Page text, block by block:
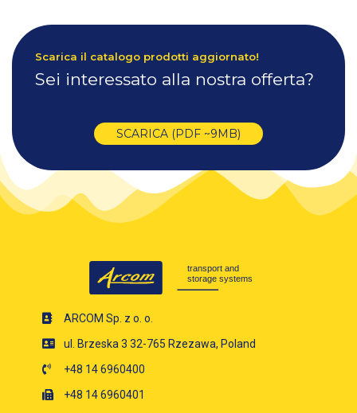
Scarica il catalogo prodotti aggiornato!
Sei interessato alla nostra offerta?
SCARICA (PDF ~9MB)
ARCOM Sp. z o. o.
ul. Brzeska 3 32-765 Rzezawa, Poland
+48 14 6960400
+48 14 6960401